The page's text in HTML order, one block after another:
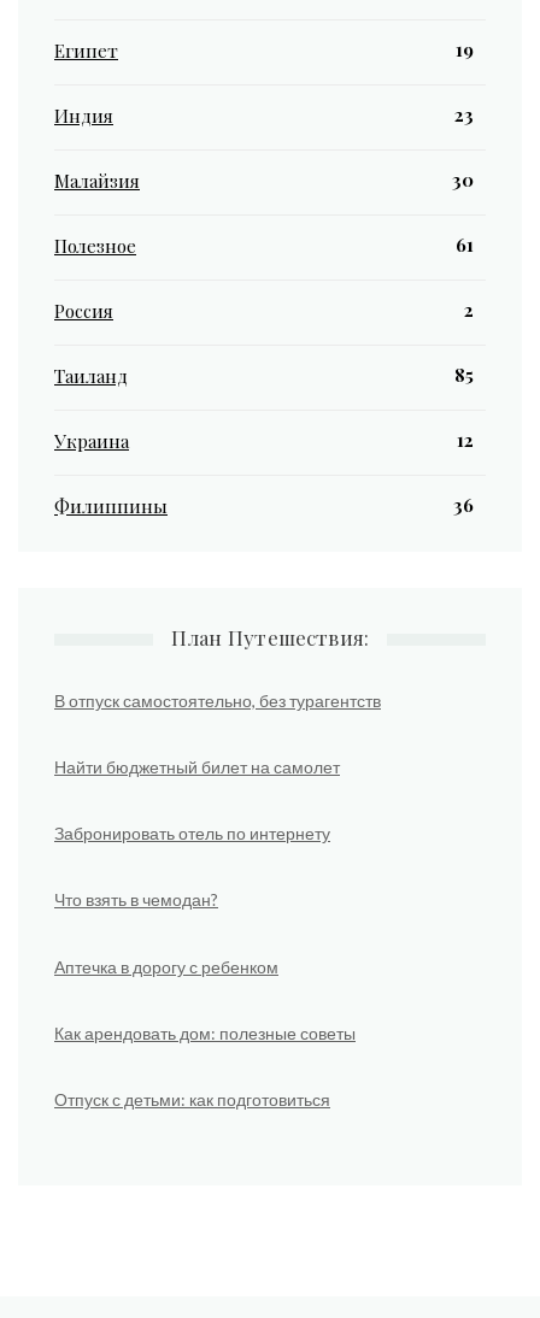
Египет 19
Индия 23
Малайзия 30
Полезное 61
Россия 2
Таиланд 85
Украина 12
Филиппины 36
План Путешествия:
В отпуск самостоятельно, без турагентств
Найти бюджетный билет на самолет
Забронировать отель по интернету
Что взять в чемодан?
Аптечка в дорогу с ребенком
Как арендовать дом: полезные советы
Отпуск с детьми: как подготовиться